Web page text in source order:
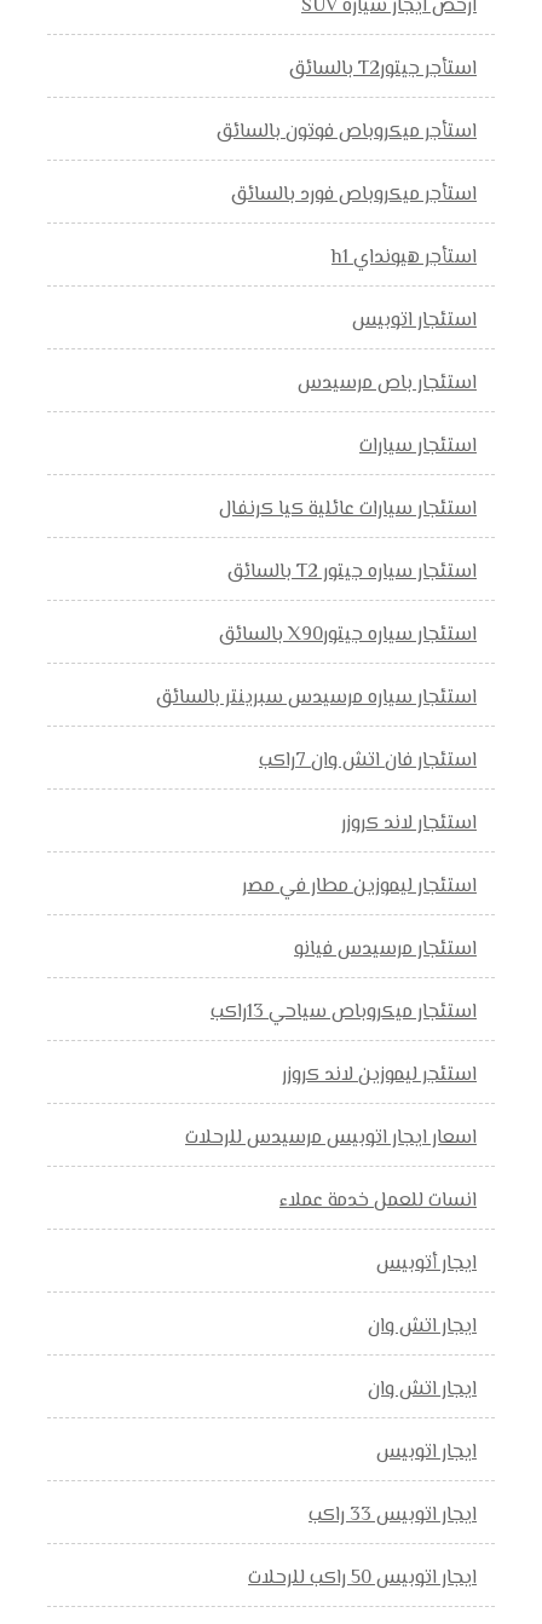
ارخص ايجار سيارة SUV
استأجر جيتورT2 بالسائق
استأجر ميكروباص فوتون بالسائق
استأجر ميكروباص فورد بالسائق
استأجر هيونداي h1
استئجار اتوبيس
استئجار باص مرسيدس
استئجار سيارات
استئجار سيارات عائلية كيا كرنفال
استئجار سياره جيتور T2 بالسائق
استئجار سياره جيتورX90 بالسائق
استئجار سياره مرسيدس سبرينتر بالسائق
استئجار فان اتش وان 7راكب
استئجار لاند كروزر
استئجار ليموزين مطار في مصر
استئجار مرسيدس فيانو
استئجار ميكروباص سياحي 13راكب
استئجر ليموزين لاند كروزر
اسعار ايجار اتوبيس مرسيدس للرحلات
انسات للعمل خدمة عملاء
ايجار أتوبيس
ايجار اتش وان
ايجار اتش وان
ايجار اتوبيس
ايجار اتوبيس 33 راكب
ايجار اتوبيس 50 راكب للرحلات